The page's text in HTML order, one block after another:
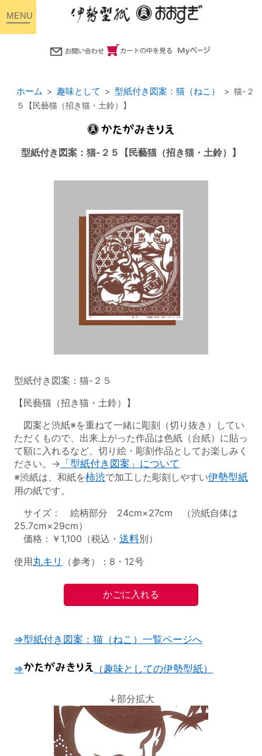
ホーム 趣味として 型紙付き図案：猫（ねこ）
猫-２
５【民藝猫（招き猫・土鈴）】
型紙付き図案：猫-２５【民藝猫（招き猫・土鈴）】
型紙付き図案：猫-２５
【民藝猫（招き猫・土鈴）】
図案と渋紙※を重ねて一緒に彫刻（切り抜き）してい
ただくもので、出来上がった作品は色紙（台紙）に貼っ
て額に入れるなど、切り絵・彫刻作品としてお楽しみく
ださい。→ 「型紙付き図案」について
※渋紙は、和紙を柿渋で加工した彫刻しやすい伊勢型紙
用の紙です。
サイズ： 絵柄部分 24cm×27cm （渋紙自体は
25.7cm×29cm）
価格：￥1,100（税込・ 送料別）
使用丸キリ （参考）：8・12号
⇒型紙付き図案：猫（ねこ）一覧ページへ
⇒ （趣味としての伊勢型紙）
↓部分拡大
toggle
navigation